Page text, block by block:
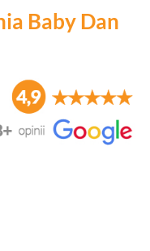
Baby Dan